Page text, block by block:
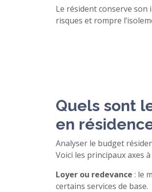
Le résident conserve son
risques et rompre
Quels sont
en
Analyser le budget
Voici les principaux axes
Loyer ou redevance : le
certains services de base.